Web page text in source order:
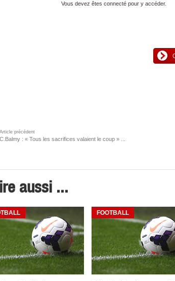
Vous devez êtes connecté pour y accéder.
Article précédent
C.Balmy : « Tous les sacrifices valaient le coup » ...
aussi ...
FOOTBALL